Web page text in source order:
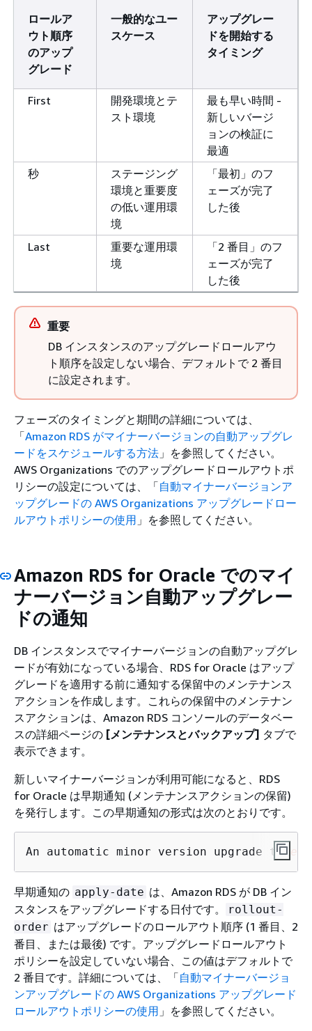
ロールア
ウト順序
のアップ
グレード
一般的なユー
スケース
アップグレー
ドを開始する
タイミング
First
開発環境とテ
スト環境
最も早い時間 -
新しいバージ
ョンの検証に
最適
秒
ステージング
環境と重要度
の低い運用環
境
「最初」のフ
ェーズが完了
した後
Last
重要な運用環
境
「2 番目」のフ
ェーズが完了
した後
重要
DB インスタンスのアップグレードロールアウ
ト順序を設定しない場合、デフォルトで 2 番目
に設定されます。
フェーズのタイミングと期間の詳細については、
「Amazon RDS がマイナーバージョンの自動アップグレ
ードをスケジュールする方法 」を参照してください。
AWS Organizations でのアップグレードロールアウトポ
リシーの設定については、「自動マイナーバージョンア
ップグレードの AWS Organizations アップグレードロー
ルアウトポリシーの使用 」を参照してください。
Amazon RDS for Oracle でのマイ
ナーバージョン自動アップグレー
ドの通知
DB インスタンスでマイナーバージョンの自動アップグレ
ードが有効になっている場合、RDS for Oracle はアップ
グレードを適用する前に通知する保留中のメンテナンス
アクションを作成します。これらの保留中のメンテナン
スアクションは、Amazon RDS コンソールのデータベー
スの詳細ページの [メンテナンスとバックアップ] タブで
表示できます。
新しいマイナーバージョンが利用可能になると、RDS
for Oracle は早期通知 (メンテナンスアクションの保留)
を発行します。この早期通知の形式は次のとおりです。
An automatic minor version upgrade to
早期通知の apply-date は、Amazon RDS が DB イン
スタンスをアップグレードする日付です。
rollout-
order はアップグレードのロールアウト順序 (1 番目、2
番目、または最後) です。アップグレードロールアウト
ポリシーを設定していない場合、この値はデフォルトで
2 番目です。詳細については、「自動マイナーバージョ
ンアップグレードの AWS Organizations アップグレード
ロールアウトポリシーの使用 」を参照してください。